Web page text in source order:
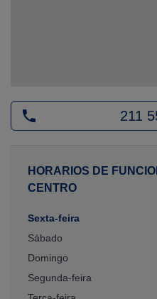
211
HORARIOS DE
CENTRO
Sexta-feira
Sábado
Domingo
Segunda-feira